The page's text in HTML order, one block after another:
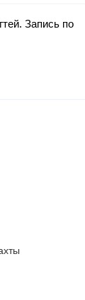
Запись по